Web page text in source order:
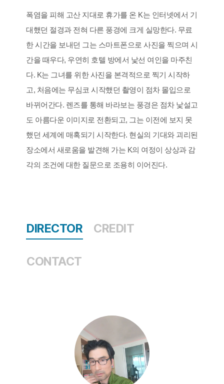
폭염을 피해 고산 지대로 휴가를 온 K는 인터넷에서 기
대했던 절경과 전혀 다른 풍경에 크게 실망한다. 무료
한 시간을 보내던 그는 스마트폰으로 사진을 찍으며 시
간을 때우다, 우연히 호텔 방에서 낯선 여인을 마주친
다. K는 그녀를 위한 사진을 본격적으로 찍기 시작하
고, 처음에는 무심코 시작했던 촬영이 점차 몰입으로
바뀌어간다. 렌즈를 통해 바라보는 풍경은 점차 낯설고
도 아름다운 이미지로 전환되고, 그는 이전에 보지 못
했던 세계에 매혹되기 시작한다. 현실의 기대와 괴리된
장소에서 새로움을 발견해 가는 K의 여정이 상상과 감
각의 조건에 대한 질문으로 조용히 이어진다.
DIRECTOR CREDIT
CONTACT